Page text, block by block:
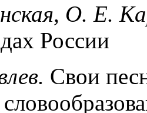
O. E.
России
Свои